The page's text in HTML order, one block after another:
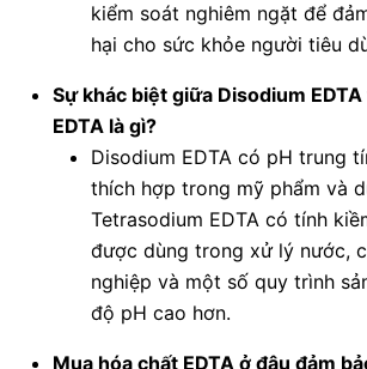
kiểm soát nghiêm ngặt để
hại cho sức khỏe người tiêu
Sự khác biệt giữa Disodium
EDTA là gì?
Disodium EDTA có pH trung
thích hợp trong mỹ phẩm và
Tetrasodium EDTA có tính
được dùng trong xử lý nước,
nghiệp và một số quy trình
độ pH cao hơn.
Mua hóa chất EDTA ở đâu đảm